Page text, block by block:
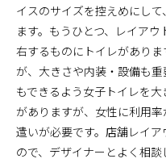
イスのサイズを控えめにし
ます。もうひとつ、レイア
右するものにトイレがあり
が、大きさや内装・設備も
もできるよう女子トイレを
がありますが、女性に利用
遣いが必要です。店舗レイ
ので、デザイナーとよく相